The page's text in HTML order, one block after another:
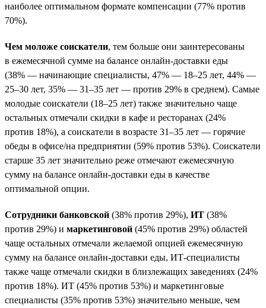
наиболее оптимальном формате компенсации (77% против
70%).
Чем моложе соискатели, тем больше они заинтересованы
в ежемесячной сумме на балансе онлайн-доставки еды
(38% — начинающие специалисты, 47% — 18–25 лет, 44% —
25–30 лет, 35% — 31–35 лет — против 29% в среднем). Самые
молодые соискатели (18–25 лет) также значительно чаще
остальных отмечали скидки в кафе и ресторанах (24%
против 18%), а соискатели в возрасте 31–35 лет — горячие
обеды в офисе/на предприятии (59% против 53%). Соискатели
старше 35 лет значительно реже отмечают ежемесячную
сумму на балансе онлайн-доставки еды в качестве
оптимальной опции.
Сотрудники банковской (38% против 29%), ИТ (38%
против 29%) и маркетинговой (45% против 29%) областей
чаще остальных отмечали желаемой опцией ежемесячную
сумму на балансе онлайн-доставки еды, ИТ-специалисты
также чаще отмечали скидки в близлежащих заведениях (24%
против 18%). ИТ (45% против 53%) и маркетинговые
специалисты (35% против 53%) значительно меньше, чем